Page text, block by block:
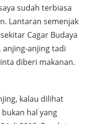
sudah terbiasa
Lantaran semenjak
Cagar Budaya
anjing-anjing tadi
diberi makanan.
kalau dilihat
hal yang